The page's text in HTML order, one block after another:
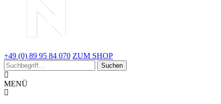
+49 (0) 89 95 84 070 ZUM SHOP
Suchen
MENÜ